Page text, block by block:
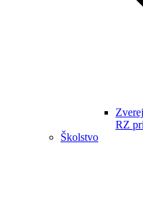
RZ
Školstvo